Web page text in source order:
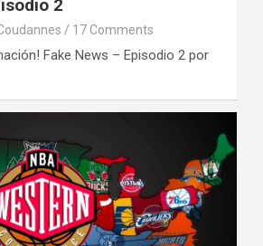
2
17 Comments
Fake News – Episodio 2 por